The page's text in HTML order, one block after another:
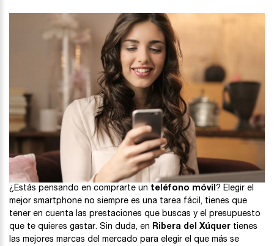
¿Estás pensando en comprarte un teléfono móvil? Elegir el
mejor smartphone no siempre es una tarea fácil, tienes que
tener en cuenta las prestaciones que buscas y el presupuesto
que te quieres gastar. Sin duda, en Ribera del Xúquer tienes
las mejores marcas del mercado para elegir el que más se